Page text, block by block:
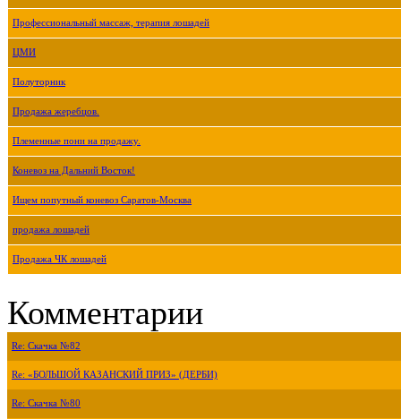
Профессиональный массаж, терапия лошадей
ЦМИ
Полуторник
Продажа жеребцов.
Племенные пони на продажу.
Коневоз на Дальний Восток!
Ищем попутный коневоз Саратов-Москва
продажа лошадей
Продажа ЧК лошадей
Комментарии
Re: Скачка №82
Re: «БОЛЬШОЙ КАЗАНСКИЙ ПРИЗ» (ДЕРБИ)
Re: Скачка №80